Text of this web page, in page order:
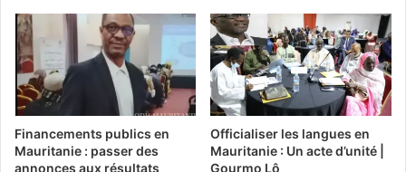
Financements publics en
Mauritanie : passer des
annonces aux résultats
Officialiser les langues en
Mauritanie : Un acte d’unité |
Gourmo Lô